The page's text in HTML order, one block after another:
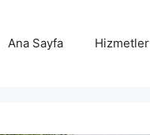
Ana Sayfa Hizmetler